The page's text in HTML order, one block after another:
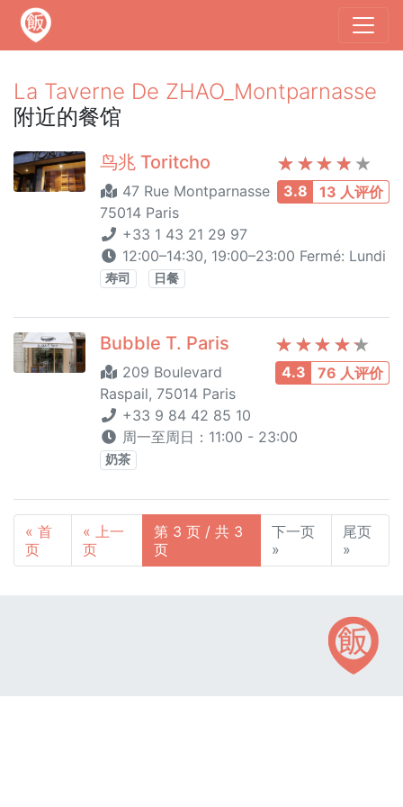
La Taverne De ZHAO_Montparnasse
附近的餐馆
3.8 13 人评价
鸟兆 Toritcho
47 Rue Montparnasse
75014 Paris
+33 1 43 21 29 97
12:00–14:30, 19:00–23:00 Fermé: Lundi
寿司 日餐
4.3 76 人评价
Bubble T. Paris
209 Boulevard
Raspail, 75014 Paris
+33 9 84 42 85 10
周一至周日：11:00 - 23:00
奶茶
« 首
页
« 上一
页
第 3 页 / 共 3
页
下一页
»
尾页
»